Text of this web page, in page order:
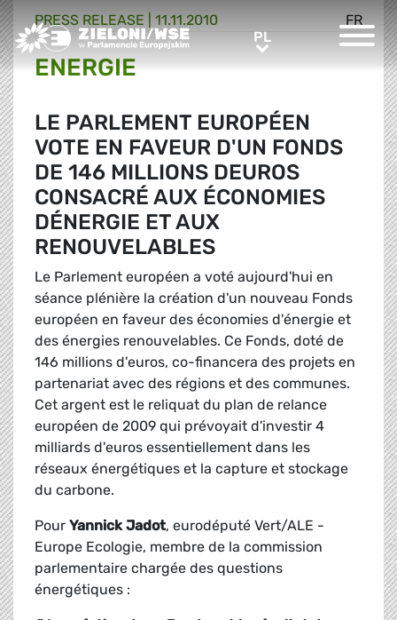
Greens/EFA Home PLPL
FR
PRESS RELEASE | 11.11.2010
ENERGIE
LE PARLEMENT EUROPÉEN
VOTE EN FAVEUR D'UN FONDS
DE 146 MILLIONS DEUROS
CONSACRÉ AUX ÉCONOMIES
DÉNERGIE ET AUX
RENOUVELABLES
Le Parlement européen a voté aujourd'hui en
séance plénière la création d'un nouveau Fonds
européen en faveur des économies d'énergie et
des énergies renouvelables. Ce Fonds, doté de
146 millions d'euros, co-financera des projets en
partenariat avec des régions et des communes.
Cet argent est le reliquat du plan de relance
européen de 2009 qui prévoyait d'investir 4
milliards d'euros essentiellement dans les
réseaux énergétiques et la capture et stockage
du carbone.
Pour Yannick Jadot, eurodéputé Vert/ALE -
Europe Ecologie, membre de la commission
parlementaire chargée des questions
énergétiques :